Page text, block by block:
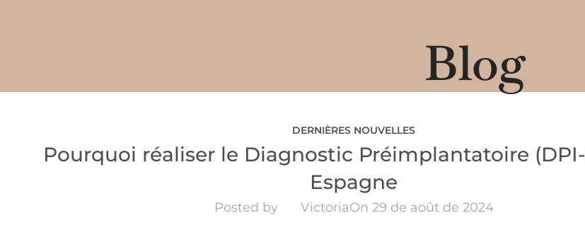
Blog
DERNIÈRES NOUVELLES
Pourquoi réaliser le Diagnostic Préimplantatoire (DPI-
Espagne
Posted by VictoriaOn 29 de août de 2024